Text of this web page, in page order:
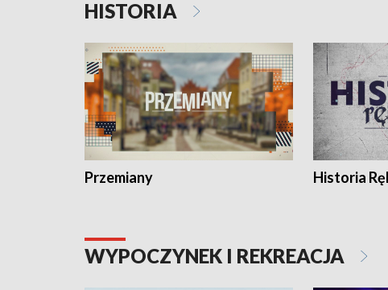
HISTORIA
Przemiany Historia
WYPOCZYNEK I REKREACJA